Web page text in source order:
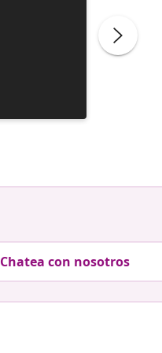
Chatea con nosotros